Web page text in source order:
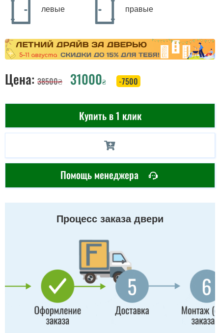
левые правые
Цена: 38500₴ 31000₴ -7500
Купить в 1 клик
Помощь менеджера
Процесс заказа двери